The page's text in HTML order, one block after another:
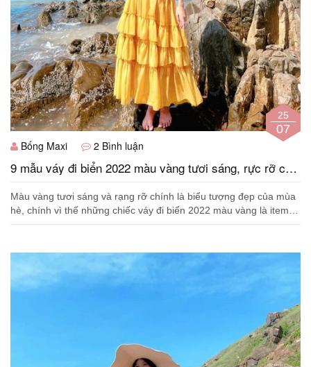
25
07
Bống Maxi
2 Bình luận
9 mẫu váy đi biển 2022 màu vàng tươi sáng, rực rỡ cả
Màu vàng tươi sáng và rạng rỡ chính là biểu tượng đẹp của mùa
hè, chính vì thế những chiếc váy đi biển 2022 màu vàng là item